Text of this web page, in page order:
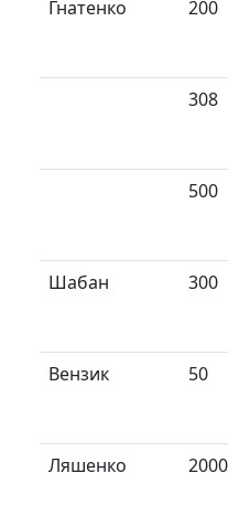
Гнатенко
200
308
500
Шабан
300
Вензик
50
Ляшенко
2000